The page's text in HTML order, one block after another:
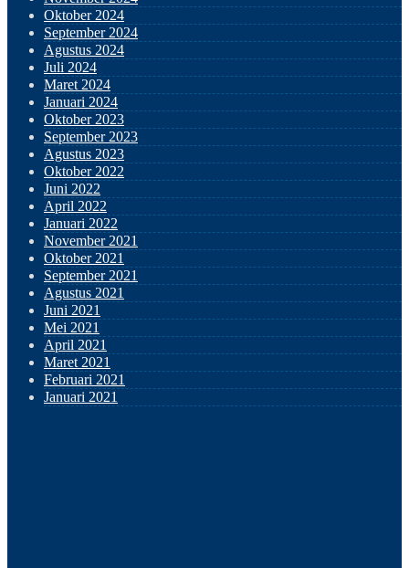
Oktober 2024
September 2024
Agustus 2024
Juli 2024
Maret 2024
Januari 2024
Oktober 2023
September 2023
Agustus 2023
Oktober 2022
Juni 2022
April 2022
Januari 2022
November 2021
Oktober 2021
September 2021
Agustus 2021
Juni 2021
Mei 2021
April 2021
Maret 2021
Februari 2021
Januari 2021